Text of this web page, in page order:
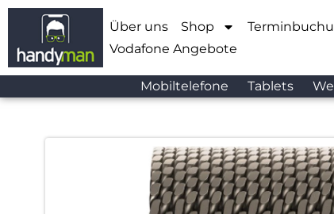
Über uns Shop
Vodafone Angebote
Mobiltelefone Tablets